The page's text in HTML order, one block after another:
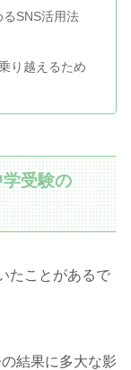
SNS活用法
り越えるため
受験の
たことがあるで
結果に多大な影